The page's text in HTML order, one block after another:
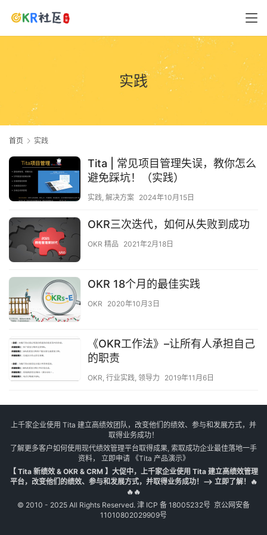
实践
首页 实践
Tita | 常见项目管理失误，教你怎么
避免踩坑！（实践）
实践, 解决方案 2024年10月15日
OKR三次迭代，如何从失败到成功
OKR 精品 2021年2月18日
OKR 18个月的最佳实践
OKR 2020年10月3日
《OKR工作法》–让所有人承担自己
的职责
OKR, 行业实践, 领导力 2019年11月6日
上千家企业使用 Tita 建立高绩效团队，改变他们的绩效、参与和发展方式，并
取得业务成功！
了解更多客户如何使用现代绩效管理平台取得成果, 索取成功企业最佳落地一手
资料， 立即申请《Tita 产品演示》
【 Tita 新绩效 & OKR & CRM 】大促中，上千家企业使用 Tita 建立高绩效管理
平台，改变他们的绩效、参与和发展方式，并取得业务成功！--> 立即了解！🔥
🔥🔥
© 2010 - 2025 All Rights Reserved. 津 ICP 备 18005232号 京公网安备
11010802029909号